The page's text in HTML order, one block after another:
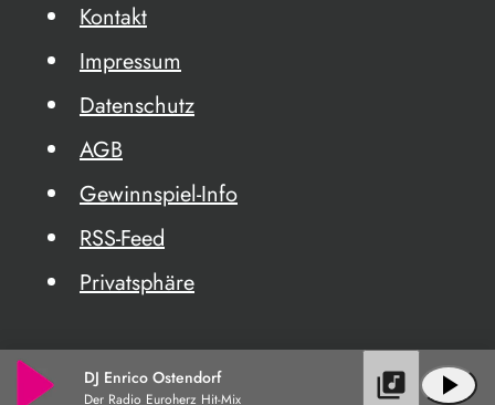
Kontakt
Impressum
Datenschutz
AGB
Gewinnspiel-Info
RSS-Feed
Privatsphäre
DJ Enrico Ostendorf
Der Radio Euroherz Hit-Mix play_arrow
library_music